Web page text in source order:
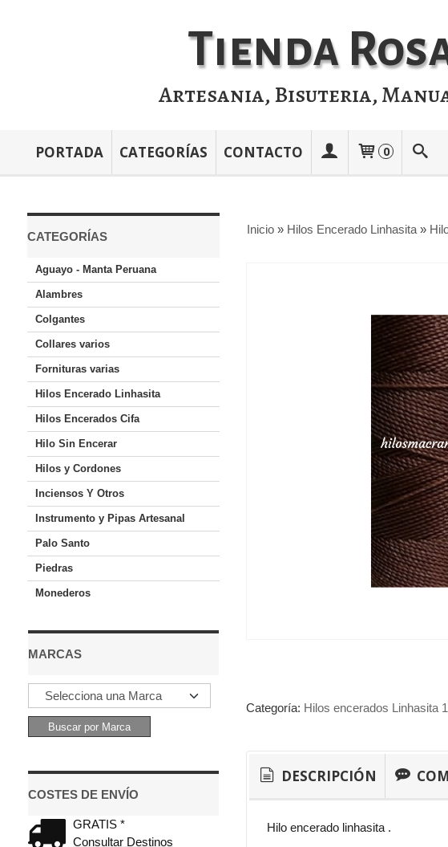
Tienda
Artesania, Bisuteria,
PORTADA CATEGORÍAS CONTACTO 0
CATEGORÍAS
Aguayo - Manta Peruana
Alambres
Colgantes
Collares varios
Fornituras varias
Hilos Encerado Linhasita
Hilos Encerados Cifa
Hilo Sin Encerar
Hilos y Cordones
Inciensos Y Otros
Instrumento y Pipas Artesanal
Palo Santo
Piedras
Monederos
MARCAS
COSTES DE ENVÍO
GRATIS *
Consultar Destinos
Inicio» Hilos Encerado Linhasita»
Categoría: Hilos encerados Linhasita
DESCRIPCIÓN
Hilo encerado linhasita .